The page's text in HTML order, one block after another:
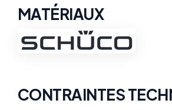
MATÉRIAUX
CONTRAINTES